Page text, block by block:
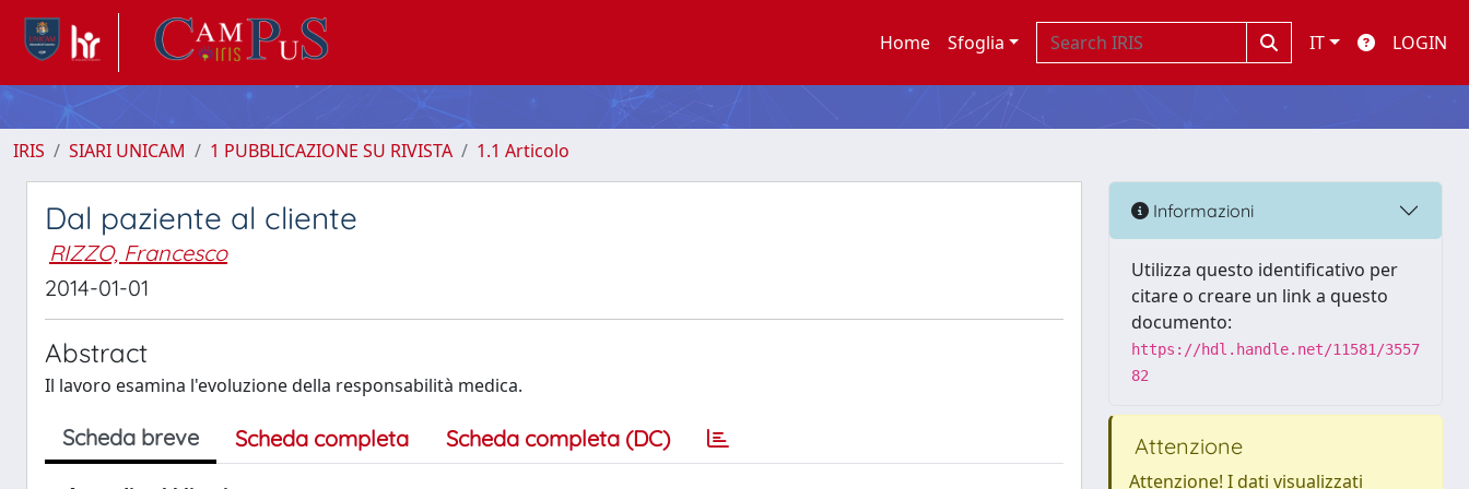
Home Sfoglia IT LOGIN
IRIS SIARI UNICAM 1 PUBBLICAZIONE SU RIVISTA 1.1 Articolo
Dal paziente al cliente
RIZZO, Francesco
2014-01-01
Abstract
Il lavoro esamina l'evoluzione della responsabilità medica.
Scheda breve Scheda completa Scheda completa (DC)
Informazioni
Utilizza questo identificativo per
citare o creare un link a questo
documento:
https://hdl.handle.net/11581/3557
82
Attenzione
Attenzione! I dati visualizzati